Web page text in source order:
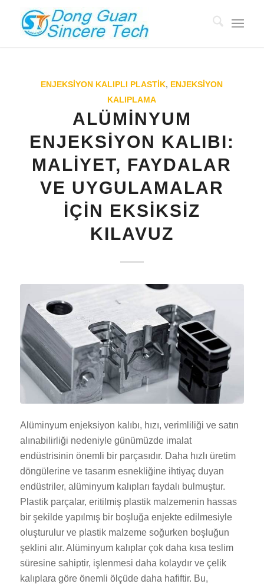
ENJEKSIYON KALIPLI PLASTIK, ENJEKSIYON
KALIPLAMA
ALÜMINYUM
ENJEKSIYON KALIBI:
MALIYET, FAYDALAR
VE UYGULAMALAR
IÇIN EKSIKSIZ
KILAVUZ
Alüminyum enjeksiyon kalıbı, hızı, verimliliği ve satın
alınabilirliği nedeniyle günümüzde imalat
endüstrisinin önemli bir parçasıdır. Daha hızlı üretim
döngülerine ve tasarım esnekliğine ihtiyaç duyan
endüstriler, alüminyum kalıpları faydalı bulmuştur.
Plastik parçalar, eritilmiş plastik malzemenin hassas
bir şekilde yapılmış bir boşluğa enjekte edilmesiyle
oluşturulur ve plastik malzeme soğurken boşluğun
şeklini alır. Alüminyum kalıplar çok daha kısa teslim
süresine sahiptir, işlenmesi daha kolaydır ve çelik
kalıplara göre önemli ölçüde daha hafiftir. Bu,